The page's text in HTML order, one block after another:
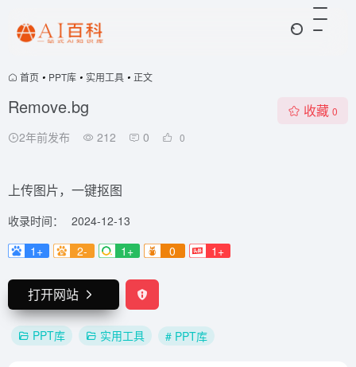
首页 • PPT库 • 实用工具 • 正文
Remove.bg
2年前发布 212 0 0
收藏 0
上传图片，一键抠图
收录时间：
2024-12-13
1+
2- 1+ 0 1+
打开网站
PPT库 实用工具 # PPT库